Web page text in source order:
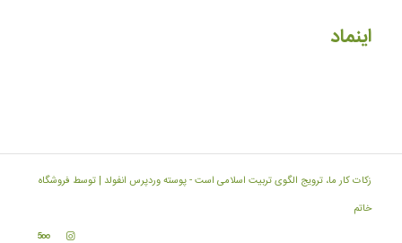
اینماد
زکات کار ما، ترویج الگوی تربیت اسلامی است -پوسته وردپرس انفولد | توسط فروشگاه
خاتم